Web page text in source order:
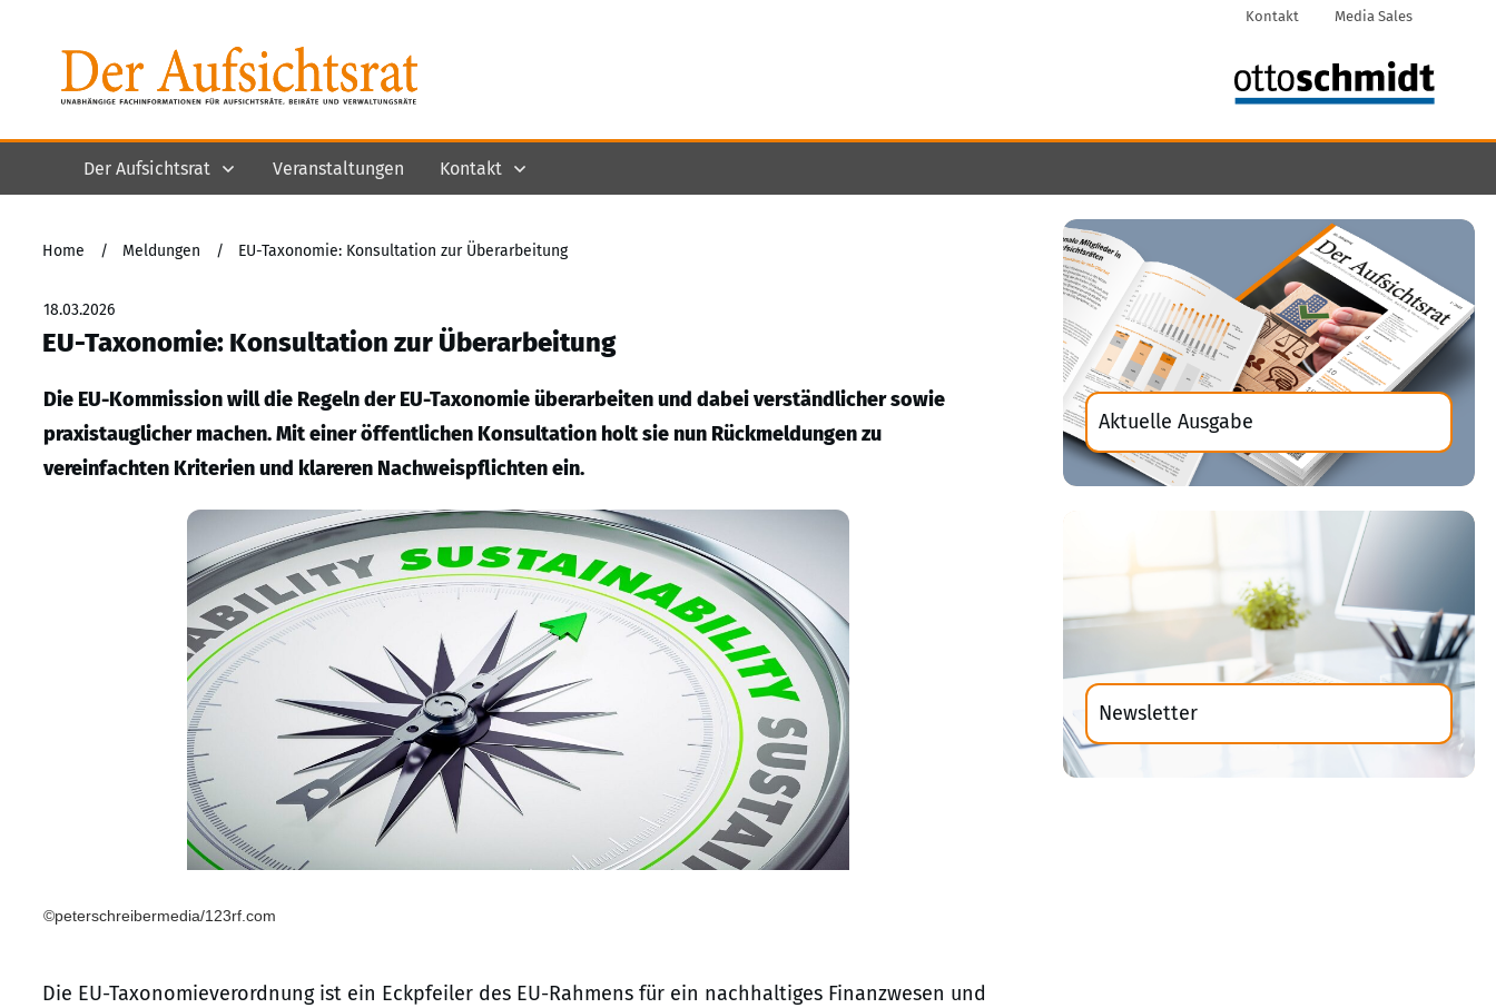
Kontakt Media Sales
Der Aufsichtsrat Veranstaltungen Kontakt
Home / Meldungen / EU-Taxonomie: Konsultation zur Überarbeitung
18.03.2026
EU-Taxonomie: Konsultation zur Überarbeitung
Die EU-Kommission will die Regeln der EU-Taxonomie überarbeiten und dabei verständlicher sowie
praxistauglicher machen. Mit einer öffentlichen Konsultation holt sie nun Rückmeldungen zu
vereinfachten Kriterien und klareren Nachweispflichten ein.
©peterschreibermedia/123rf.com
Die EU-Taxonomieverordnung ist ein Eckpfeiler des EU-Rahmens für ein nachhaltiges Finanzwesen und
Aktuelle Ausgabe
Newsletter